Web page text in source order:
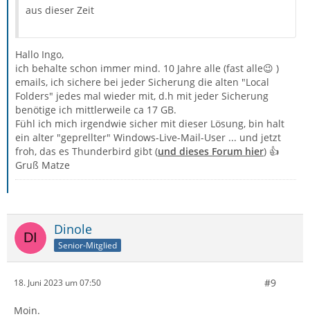
aus dieser Zeit
Hallo Ingo,
ich behalte schon immer mind. 10 Jahre alle (fast alle😉 )
emails, ich sichere bei jeder Sicherung die alten "Local
Folders" jedes mal wieder mit, d.h mit jeder Sicherung
benötige ich mittlerweile ca 17 GB.
Fühl ich mich irgendwie sicher mit dieser Lösung, bin halt
ein alter "geprellter" Windows-Live-Mail-User ... und jetzt
froh, das es Thunderbird gibt (und dieses Forum hier) 👍
Gruß Matze
Dinole
Senior-Mitglied
18. Juni 2023 um 07:50 #9
Moin.